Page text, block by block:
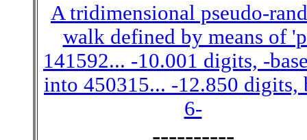
A tridimensional pseudo-
walk defined by means of
141592... -10.001 digits, -
into 450315... -12.850 digits,
6-